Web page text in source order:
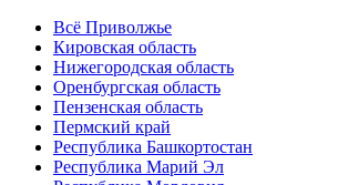
Всё Приволжье
Кировская область
Нижегородская область
Оренбургская область
Пензенская область
Пермский край
Республика Башкортостан
Республика Марий Эл